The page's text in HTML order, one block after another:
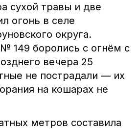
сухой травы и две
огонь в селе
округа.
149 боролись с огнём с
вечера 25
не пострадали — их
на кошарах не
метров составила